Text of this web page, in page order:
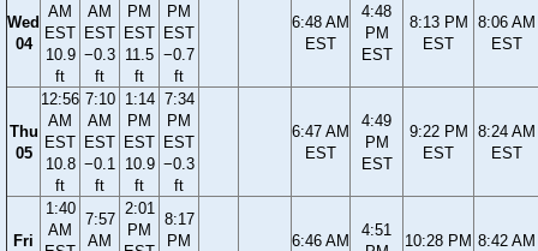
Wed
04
AM
EST
10.9
ft
AM
EST
−0.3
ft
PM
EST
11.5
ft
PM
EST
−0.7
ft
6:48 AM
EST
4:48
PM
EST
8:13 PM
EST
8:06 AM
EST
Thu
05
12:56
AM
EST
10.8
ft
7:10
AM
EST
−0.1
ft
1:14
PM
EST
10.9
ft
7:34
PM
EST
−0.3
ft
6:47 AM
EST
4:49
PM
EST
9:22 PM
EST
8:24 AM
EST
Fri
1:40
AM
7:57
AM
2:01
PM
8:17
PM
6:46 AM
4:51
10:28 PM 8:42 AM